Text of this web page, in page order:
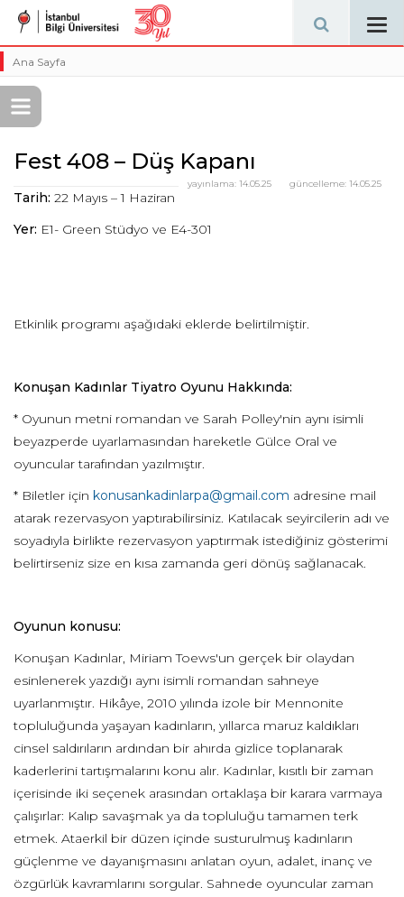
Ana Sayfa
Fest 408 – Düş Kapanı
güncelleme: 14.05.25
yayınlama: 14.05.25
Tarih: 22 Mayıs – 1 Haziran
Yer: E1- Green Stüdyo ve E4-301
Etkinlik programı aşağıdaki eklerde belirtilmiştir.
Konuşan Kadınlar Tiyatro Oyunu Hakkında:
* Oyunun metni romandan ve Sarah Polley'nin aynı isimli
beyazperde uyarlamasından hareketle Gülce Oral ve
oyuncular tarafından yazılmıştır.
* Biletler için konusankadinlarpa@gmail.com adresine mail
atarak rezervasyon yaptırabilirsiniz. Katılacak seyircilerin adı ve
soyadıyla birlikte rezervasyon yaptırmak istediğiniz gösterimi
belirtirseniz size en kısa zamanda geri dönüş sağlanacak.
Oyunun konusu:
Konuşan Kadınlar, Miriam Toews'un gerçek bir olaydan
esinlenerek yazdığı aynı isimli romandan sahneye
uyarlanmıştır. Hikâye, 2010 yılında izole bir Mennonite
topluluğunda yaşayan kadınların, yıllarca maruz kaldıkları
cinsel saldırıların ardından bir ahırda gizlice toplanarak
kaderlerini tartışmalarını konu alır. Kadınlar, kısıtlı bir zaman
içerisinde iki seçenek arasından ortaklaşa bir karara varmaya
çalışırlar: Kalıp savaşmak ya da topluluğu tamamen terk
etmek. Ataerkil bir düzen içinde susturulmuş kadınların
güçlenme ve dayanışmasını anlatan oyun, adalet, inanç ve
özgürlük kavramlarını sorgular. Sahnede oyuncular zaman